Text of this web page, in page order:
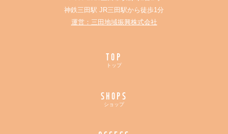
神鉄三田駅 JR三田駅から徒歩1分
運営：三田地域振興株式会社
TOP
トップ
SHOPS
ショップ